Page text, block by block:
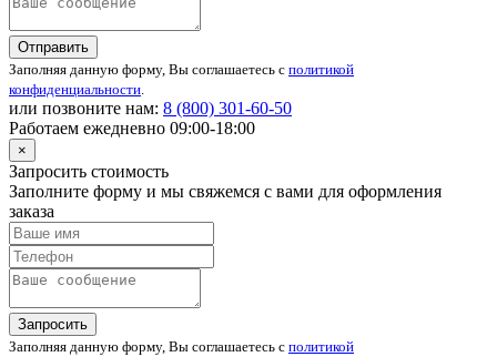
Отправить
Заполняя данную форму, Вы соглашаетесь с политикой
конфиденциальности.
или позвоните нам: 8 (800) 301-60-50
Работаем ежедневно 09:00-18:00
×
Запросить стоимость
Заполните форму и мы свяжемся с вами для оформления
заказа
Запросить
Заполняя данную форму, Вы соглашаетесь с политикой